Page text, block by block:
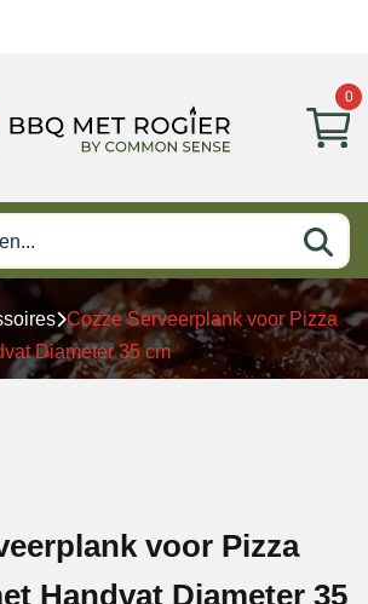
0
Cozze Serveerplank voor Pizza
Diameter 35 cm
voor Pizza
Handvat Diameter 35